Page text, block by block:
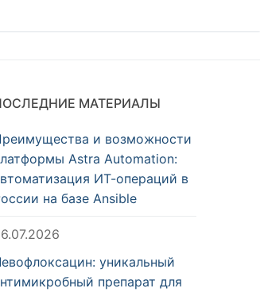
МАТЕРИАЛЫ
и возможности
Astra Automation:
ИТ-операций в
на базе Ansible
уникальный
препарат для